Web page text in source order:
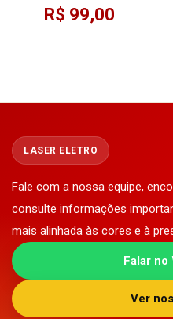
R$ 99,00
LASER ELETRO
Fale com a nossa equipe,
consulte informações
mais alinhada às cores e à
Falar no
Ver